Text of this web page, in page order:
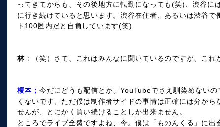
ってきてからも、その後地方に転勤になっても(笑)、渋谷に
に行き続けていると思います。渋谷在住者、あるいは渋谷
ト100圏内だと自負しています(笑)
林； （笑）さて、これはみんなに聞いているのですが、こ
榎本； 今だにどうも配信とか、YouTubeでさえ馴染めない
くないです。ただ僕は制作者サイドの事情は正確には分か
せんが、とにかく買い続けることしか出来ません。
ところでライブ全盛ですよね、今。僕は「ものんくる」に